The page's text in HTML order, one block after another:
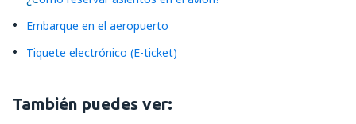
Embarque en el aeropuerto
Tiquete electrónico (E-ticket)
También puedes ver: